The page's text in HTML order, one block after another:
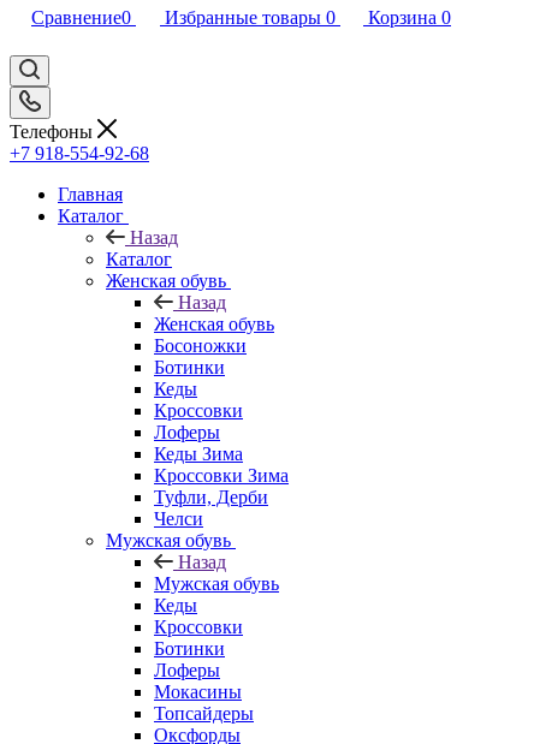
Сравнение0 Избранные товары 0 Корзина 0
Телефоны
+7 918-554-92-68
Главная
Каталог
Назад
Каталог
Женская обувь
Назад
Женская обувь
Босоножки
Ботинки
Кеды
Кроссовки
Лоферы
Кеды Зима
Кроссовки Зима
Туфли, Дерби
Челси
Мужская обувь
Назад
Мужская обувь
Кеды
Кроссовки
Ботинки
Лоферы
Мокасины
Топсайдеры
Оксфорды